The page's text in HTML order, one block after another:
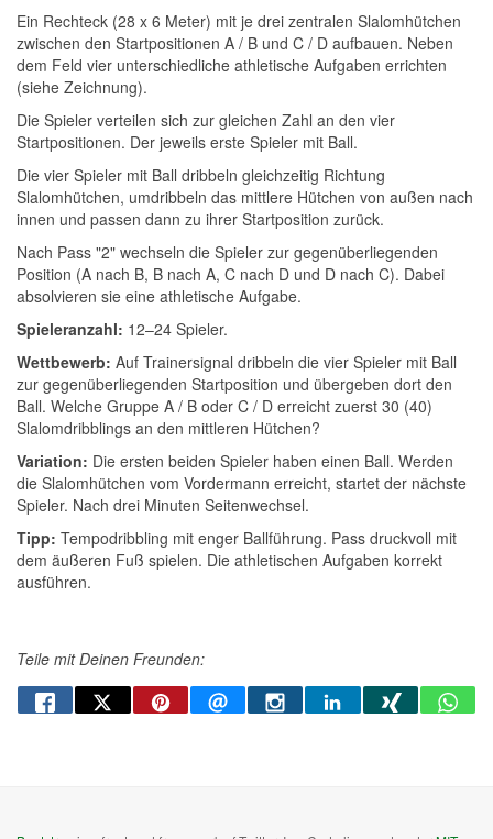
Ein Rechteck (28 x 6 Meter) mit je drei zentralen Slalomhütchen
zwischen den Startpositionen A / B und C / D aufbauen. Neben
dem Feld vier unterschiedliche athletische Aufgaben errichten
(siehe Zeichnung).
Die Spieler verteilen sich zur gleichen Zahl an den vier
Startpositionen. Der jeweils erste Spieler mit Ball.
Die vier Spieler mit Ball dribbeln gleichzeitig Richtung
Slalomhütchen, umdribbeln das mittlere Hütchen von außen nach
innen und passen dann zu ihrer Startposition zurück.
Nach Pass "2" wechseln die Spieler zur gegenüberliegenden
Position (A nach B, B nach A, C nach D und D nach C). Dabei
absolvieren sie eine athletische Aufgabe.
Spieleranzahl: 12–24 Spieler.
Wettbewerb: Auf Trainersignal dribbeln die vier Spieler mit Ball
zur gegenüberliegenden Startposition und übergeben dort den
Ball. Welche Gruppe A / B oder C / D erreicht zuerst 30 (40)
Slalomdribblings an den mittleren Hütchen?
Variation: Die ersten beiden Spieler haben einen Ball. Werden
die Slalomhütchen vom Vordermann erreicht, startet der nächste
Spieler. Nach drei Minuten Seitenwechsel.
Tipp: Tempodribbling mit enger Ballführung. Pass druckvoll mit
dem äußeren Fuß spielen. Die athletischen Aufgaben korrekt
ausführen.
Teile mit Deinen Freunden: